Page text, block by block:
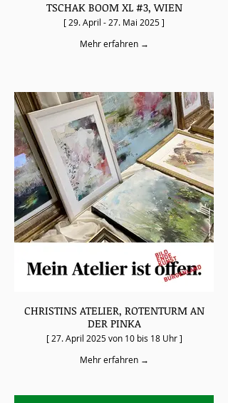
TSCHAK BOOM XL #3, WIEN
[ 29. April - 27. Mai 2025 ]
Mehr erfahren →
CHRISTINS ATELIER, ROTENTURM AN
DER PINKA
[ 27. April 2025 von 10 bis 18 Uhr ]
Mehr erfahren →